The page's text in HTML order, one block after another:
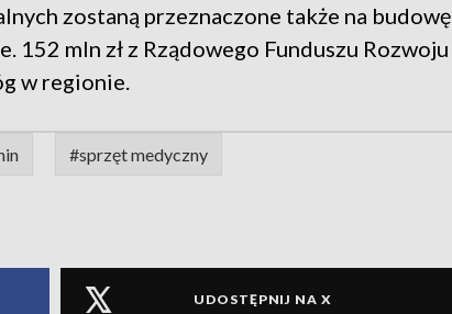
zostaną przeznaczone także na budowę
152 mln zł z Rządowego Funduszu Rozwoju
w regionie.
#sprzęt medyczny
UDOSTĘPNIJ NA X